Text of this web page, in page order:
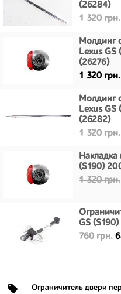
(26284)
1 320 грн.
Молдинг
Lexus GS
(26276)
1 320 грн.
Молдинг
Lexus GS
(26282)
1 320 грн.
Накладка
(S190)
1 320 грн.
GS
760 грн.
Ограничитель двери